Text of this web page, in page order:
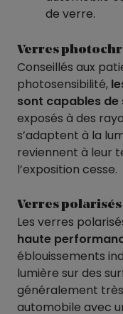
de verre.
Verres
Conseillés aux
photosensibilité,
sont capables de
exposés à des
s’adaptent à la
reviennent à leur
l’exposition cesse.
Verres polarisés
Les verres
haute
éblouissements
lumière sur des
généralement
automobile avec